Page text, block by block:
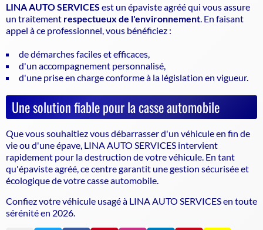
LINA AUTO SERVICES est un épaviste agrééqui vous assure
un traitement respectueux de l'environnement . En faisant
appel à ce professionnel, vous bénéficiez :
de démarches faciles et efficaces,
d'un accompagnement personnalisé,
d'une prise en charge conforme à la législation en vigueur.
Une solution fiable pour la casse automobile
Que vous souhaitiez vous débarrasser d'un véhicule en fin de
vie ou d'une épave, LINA AUTO SERVICES intervient
rapidement pour la destruction de votre véhicule. En tant
qu'épaviste agréé , ce centre garantit une gestion sécurisée et
écologique de votre casse automobile.
Confiez votre véhicule usagé à LINA AUTO SERVICES en toute
sérénité en 2026.